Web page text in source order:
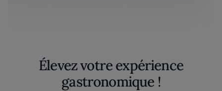
Élevez votre expérience
gastronomique !